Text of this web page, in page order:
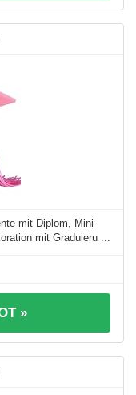
mit Diplom, Mini
mit Graduieru ...
»